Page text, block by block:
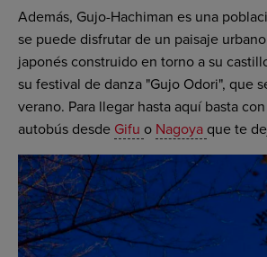
Además, Gujo-Hachiman es una
se puede disfrutar de un paisaje
japonés construido en torno a su
su festival de danza "Gujo Odori", que
verano. Para llegar hasta aquí basta
autobús desde Gifu o Nagoya que te